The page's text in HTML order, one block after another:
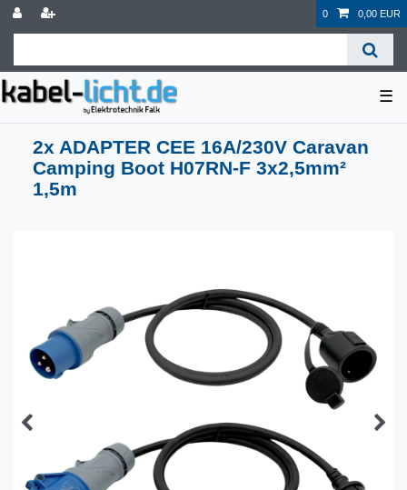
0 0,00 EUR
☰
2x ADAPTER CEE 16A/230V Caravan
Camping Boot H07RN-F 3x2,5mm²
1,5m